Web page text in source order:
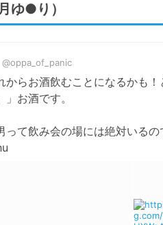
ゆ●り）
@oppa_of_panic
からお酒飲むことになるかも
お酒です。
て飲み会の場には絶対いるの